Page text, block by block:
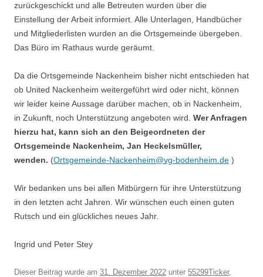
zurückgeschickt und alle Betreuten wurden über die
Einstellung der Arbeit informiert. Alle Unterlagen, Handbücher
und Mitgliederlisten wurden an die Ortsgemeinde übergeben.
Das Büro im Rathaus wurde geräumt.
Da die Ortsgemeinde Nackenheim bisher nicht entschieden hat
ob United Nackenheim weitergeführt wird oder nicht, können
wir leider keine Aussage darüber machen, ob in Nackenheim,
in Zukunft, noch Unterstützung angeboten wird. Wer Anfragen
hierzu hat, kann sich an den Beigeordneten der
Ortsgemeinde Nackenheim, Jan Heckelsmüller,
wenden. (Ortsgemeinde-Nackenheim@vg-bodenheim.de )
Wir bedanken uns bei allen Mitbürgern für ihre Unterstützung
in den letzten acht Jahren. Wir wünschen euch einen guten
Rutsch und ein glückliches neues Jahr.
Ingrid und Peter Stey
Dieser Beitrag wurde am 31. Dezember 2022 unter 55299Ticker,